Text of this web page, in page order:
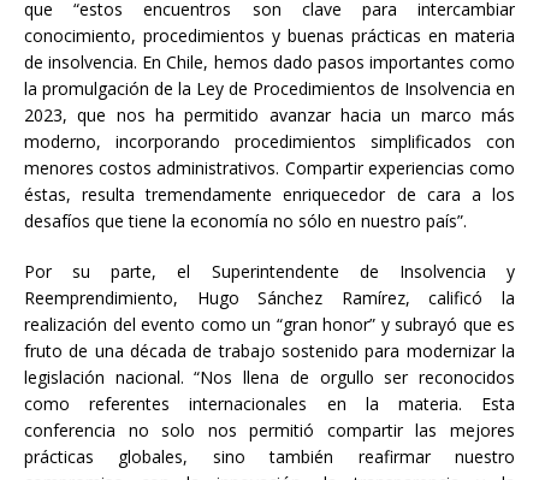
que “estos encuentros son clave para intercambiar
conocimiento, procedimientos y buenas prácticas en materia
de insolvencia. En Chile, hemos dado pasos importantes como
la promulgación de la Ley de Procedimientos de Insolvencia en
2023, que nos ha permitido avanzar hacia un marco más
moderno, incorporando procedimientos simplificados con
menores costos administrativos. Compartir experiencias como
éstas, resulta tremendamente enriquecedor de cara a los
desafíos que tiene la economía no sólo en nuestro país”.
Por su parte, el Superintendente de Insolvencia y
Reemprendimiento, Hugo Sánchez Ramírez, calificó la
realización del evento como un “gran honor” y subrayó que es
fruto de una década de trabajo sostenido para modernizar la
legislación nacional. “Nos llena de orgullo ser reconocidos
como referentes internacionales en la materia. Esta
conferencia no solo nos permitió compartir las mejores
prácticas globales, sino también reafirmar nuestro